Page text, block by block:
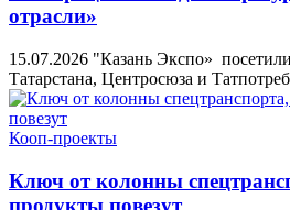
отрасли»
15.07.2026 "Казань Экспо»
Татарстана, Центросюза и
Кооп-проекты
Ключ от колонны
продукты повезут